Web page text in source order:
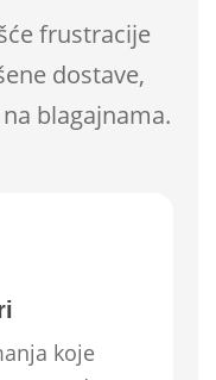
frustracije
dostave,
blagajnama.
koje